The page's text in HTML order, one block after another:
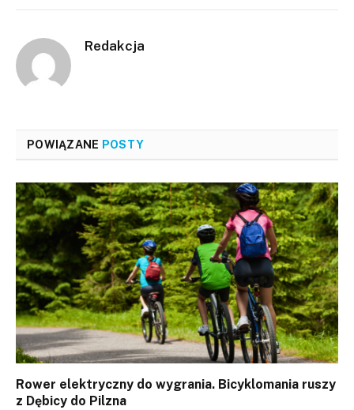
Redakcja
POWIĄZANE POSTY
Rower elektryczny do wygrania. Bicyklomania ruszy
z Dębicy do Pilzna